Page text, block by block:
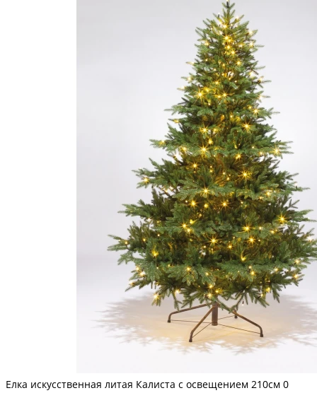
Елка искусственная литая Калиста с освещением 210см 0